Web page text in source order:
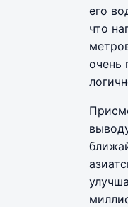
его
что
очень